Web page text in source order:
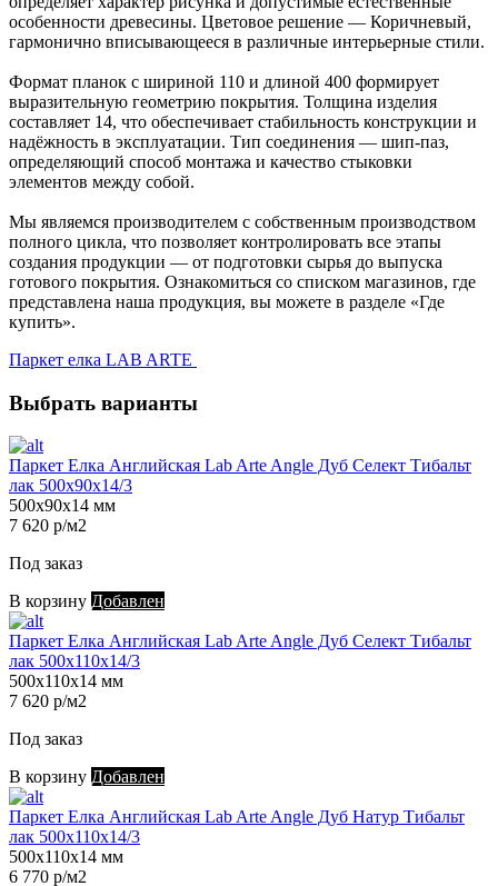
особенности древесины. Цветовое решение — Коричневый,
гармонично вписывающееся в различные интерьерные стили.
Формат планок с шириной 110 и длиной 400 формирует
выразительную геометрию покрытия. Толщина изделия
составляет 14, что обеспечивает стабильность конструкции и
надёжность в эксплуатации. Тип соединения — шип-паз,
определяющий способ монтажа и качество стыковки
элементов между собой.
Мы являемся производителем с собственным производством
полного цикла, что позволяет контролировать все этапы
создания продукции — от подготовки сырья до выпуска
готового покрытия. Ознакомиться со списком магазинов, где
представлена наша продукция, вы можете в разделе «Где
купить».
Паркет елка LAB ARTE
Выбрать варианты
Паркет Елка Английская Lab Arte Angle Дуб Селект Тибальт
лак 500х90х14/3
500х90х14 мм
7 620 р/м2
Под заказ
В корзину Добавлен
Паркет Елка Английская Lab Arte Angle Дуб Селект Тибальт
лак 500х110х14/3
500х110х14 мм
7 620 р/м2
Под заказ
В корзину Добавлен
Паркет Елка Английская Lab Arte Angle Дуб Натур Тибальт
лак 500х110х14/3
500х110х14 мм
6 770 р/м2